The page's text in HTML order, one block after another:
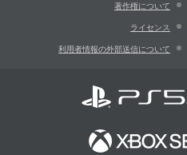
著作権について
ライセンス
利用者情報の外部送信について